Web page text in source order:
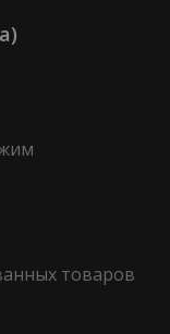
товаров